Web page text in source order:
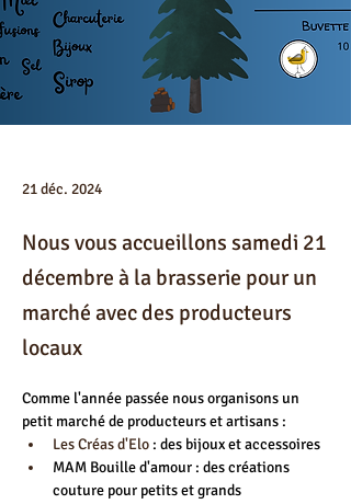
21 déc. 2024
Nous vous accueillons samedi 21
décembre à la brasserie pour un
marché avec des producteurs
locaux
Comme l'année passée nous organisons un
petit marché de producteurs et artisans :
Les Créas d'Elo : des bijoux et accessoires
MAM Bouille d'amour : des créations
couture pour petits et grands